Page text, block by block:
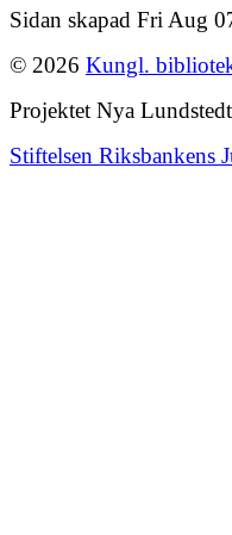
Sidan skapad Fri Aug
© 2026 Kungl.
Projektet Nya
Stiftelsen Riksbankens